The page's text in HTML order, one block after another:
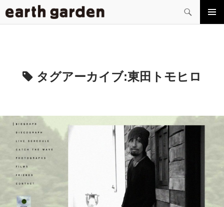
索
コ
プ
タグアーカイブ:東田トモヒロ